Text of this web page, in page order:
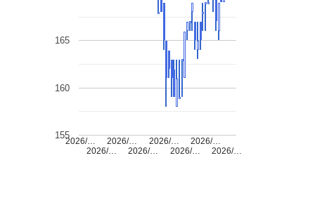
2026/…
2026/…
2026/…
2026/…
2026/…
2026/…
2026/…
2026/…
155
160
165